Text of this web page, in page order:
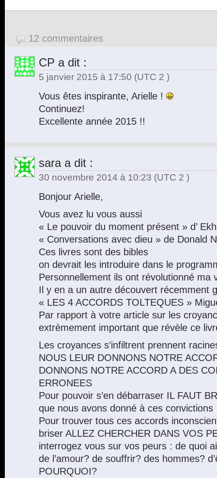
12 commentaires
CP a dit :
5 janvier 2015 à 17:50 (UTC 2 )
Vous êtes inspirante, Arielle !
Continuez!
Excellente année 2015 !!
saraa dit :
30 novembre 2014 à 10:23 (UTC 2 )
Bonjour Arielle,
Vous avez lu vous aussi
« Le pouvoir du moment présent » d’
« Conversations avec dieu » de Donald
Ces livres sont des bibles
on devrait les introduire dans le
Personnellement ils ont révolutionné ma
Il y en a un autre découvert récemment
« LES 4 ACCORDS TOLTEQUES »
Par rapport à votre article sur les
extrèmement important que révèle ce
Les croyances s’infiltrent prennent
NOUS LEUR DONNONS NOTRE
DONNONS NOTRE ACCORD A DES
ERRONEES
Pour pouvoir s’en débarraser IL FAUT
que nous avons donné à ces convictions
Pour trouver tous ces accords
briser ALLEZ CHERCHER DANS VOS
interrogez vous sur vos peurs : de quoi
de l’amour? de souffrir? des hommes?
POURQUOI?